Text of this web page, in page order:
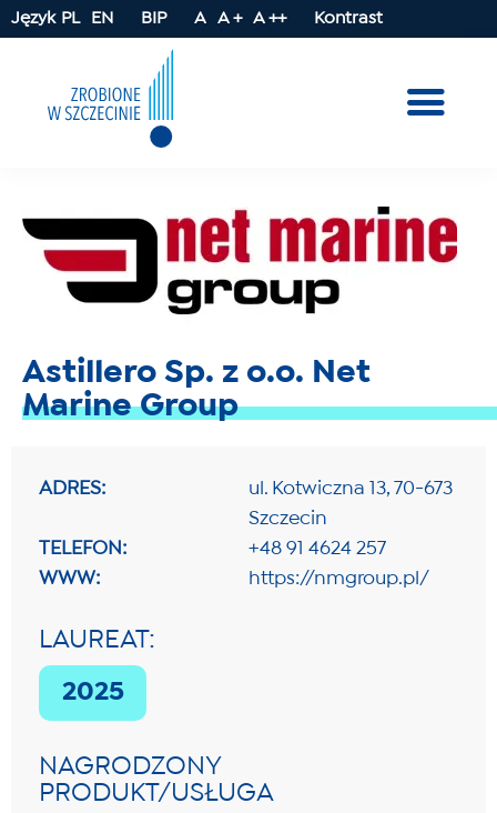
Język PL EN BIP A A + A ++ Kontrast
Astillero Sp. z o.o. Net
Marine Group
ADRES:
ul. Kotwiczna 13, 70-673
Szczecin
TELEFON:
+48 91 4624 257
WWW:
https://nmgroup.pl/
LAUREAT:
2025
NAGRODZONY
PRODUKT/USŁUGA